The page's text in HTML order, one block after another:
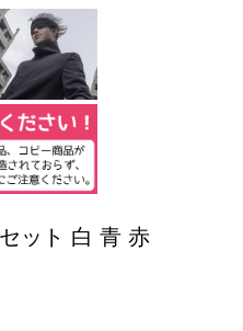
ット 白 青 赤